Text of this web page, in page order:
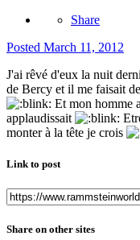
Share
Posted March 11, 2012
J'ai rêvé d'eux la nuit
de Bercy et il me faisait
Et mon homme
applaudissait
monter à la tête je crois
Link to post
Share on other sites